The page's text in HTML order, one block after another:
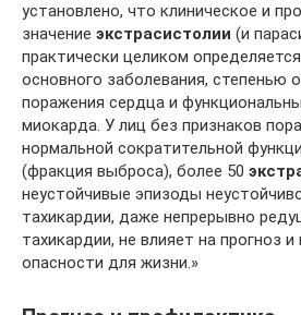
установлено, что клиническое и
значение экстрасистолии (и
практически целиком
основного заболевания, степенью
поражения сердца и
миокарда. У лиц без признаков
нормальной сократительной
(фракция выброса), более 50
неустойчивые эпизоды
тахикардии, даже непрерывно
тахикардии, не влияет на прогноз
опасности для жизни.»